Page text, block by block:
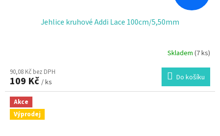
Jehlice kruhové Addi Lace 100cm/5,50mm
Skladem (7 ks)
90,08 Kč bez DPH
109 Kč / ks Do košíku
Akce
Výprodej